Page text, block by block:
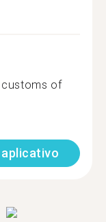
customs of
aplicativo